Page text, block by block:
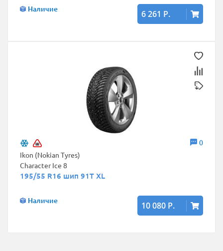
Наличие 6 261 Р.
0
Ikon (Nokian Tyres)
Character Ice 8
195/55 R16 шип 91T XL
Наличие 10 080 Р.